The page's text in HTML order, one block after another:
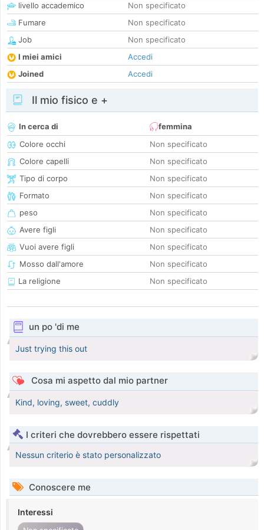
livello accademico
Non specificato
Fumare
Non specificato
Job
Non specificato
I miei amici
Accedi
Joined
Accedi
Il mio fisico e +
In cerca di
femmina
Colore occhi
Non specificato
Colore capelli
Non specificato
Tipo di corpo
Non specificato
Formato
Non specificato
peso
Non specificato
Avere figli
Non specificato
Vuoi avere figli
Non specificato
Mosso dall'amore
Non specificato
La religione
Non specificato
un po 'di me
Just trying this out
Cosa mi aspetto dal mio partner
Kind, loving, sweet, cuddly
I criteri che dovrebbero essere rispettati
Nessun criterio è stato personalizzato
Conoscere me
Interessi